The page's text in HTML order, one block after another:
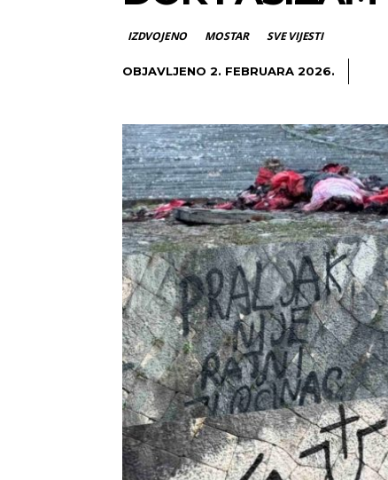
IZDVOJENO MOSTAR SVE VIJESTI
OBJAVLJENO 2. FEBRUARA 2026.